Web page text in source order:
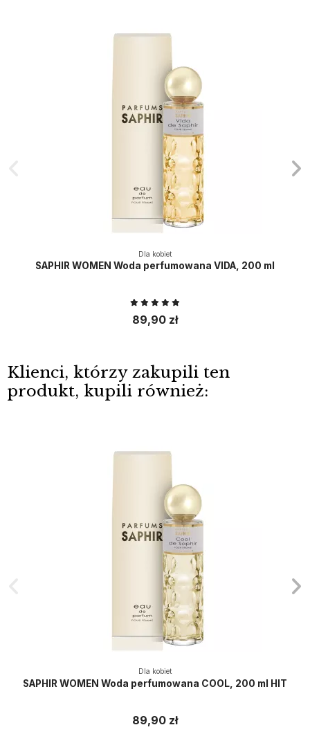
Dla kobiet
SAPHIR WOMEN Woda perfumowana VIDA, 200 ml
89,90 zł
Klienci, którzy zakupili ten
produkt, kupili również:
Dla kobiet
SAPHIR WOMEN Woda perfumowana COOL, 200 ml HIT
89,90 zł